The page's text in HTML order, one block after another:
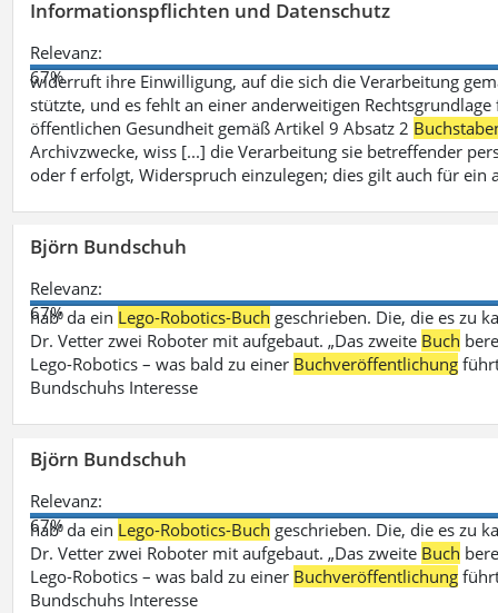
Informationspflichten und Datenschutz
Relevanz:
67%
widerruft ihre Einwilligung, auf die sich die Verarbeitung
stützte, und es fehlt an einer anderweitigen
öffentlichen Gesundheit gemäß Artikel 9 Absatz 2
Archivzwecke, wiss [...] die Verarbeitung sie betreffender
oder f erfolgt, Widerspruch einzulegen; dies gilt auch für ein
Björn Bundschuh
Relevanz:
67%
hab‘ da ein Lego-Robotics-Buch geschrieben. Die, die es zu
Dr. Vetter zwei Roboter mit aufgebaut. „Das zweite Buch
Lego-Robotics – was bald zu einer Buchveröffentlichung
Bundschuhs Interesse
Björn Bundschuh
Relevanz:
67%
hab‘ da ein Lego-Robotics-Buch geschrieben. Die, die es zu
Dr. Vetter zwei Roboter mit aufgebaut. „Das zweite Buch
Lego-Robotics – was bald zu einer Buchveröffentlichung
Bundschuhs Interesse